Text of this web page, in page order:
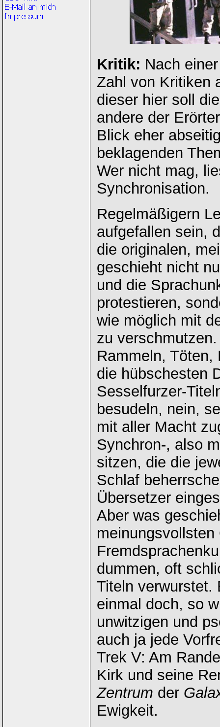
Kritik: Nach
Zahl von Kritiken
dieser hier soll
andere der
Blick eher
beklagenden
Wer nicht mag,
Synchronisation.
Regelmäßigern
aufgefallen sein,
die originalen,
geschieht nicht
und die
protestieren,
wie möglich mit
zu
Rammeln,
die hübschesten
Sesselfurzer-
besudeln, nein,
mit aller Macht
Synchron-, also
sitzen, die die
Schlaf
Übersetzer
Aber was
dummen, oft
Titeln verwurstet.
einmal doch, so
unwitzigen und
auch ja jede
Trek V: Am
Kirk und seine
Zentrum der
Ewigkeit.